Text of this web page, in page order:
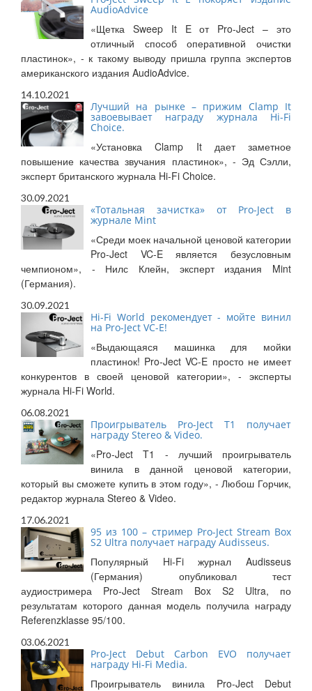
AudioAdvice
«Щетка Sweep It E от Pro-Ject – это
отличный способ оперативной очистки
пластинок», - к такому выводу пришла группа экспертов
американского издания AudioAdvice.
14.10.2021
Лучший на рынке – прижим Clamp It
завоевывает награду журнала Hi-Fi
Choice.
«Установка Clamp It дает заметное
повышение качества звучания пластинок», - Эд Сэлли,
эксперт британского журнала Hi-Fi Choice.
30.09.2021
«Тотальная зачистка» от Pro-Ject в
журнале Mint
«Среди моек начальной ценовой категории
Pro-Ject VC-E является безусловным
чемпионом», - Нилс Клейн, эксперт издания Mint
(Германия).
30.09.2021
Hi-Fi World рекомендует - мойте винил
на Pro-Ject VC-E!
«Выдающаяся машинка для мойки
пластинок! Pro-Ject VC-E просто не имеет
конкурентов в своей ценовой категории», - эксперты
журнала Hi-Fi World.
06.08.2021
Проигрыватель Pro-Ject T1 получает
награду Stereo & Video.
«Pro-Ject T1 - лучший проигрыватель
винила в данной ценовой категории,
который вы сможете купить в этом году», - Любош Горчик,
редактор журнала Stereo & Video.
17.06.2021
95 из 100 – стример Pro-Ject Stream Box
S2 Ultra получает награду Audisseus.
Популярный Hi-Fi журнал Audisseus
(Германия) опубликовал тест
аудиостримера Pro-Ject Stream Box S2 Ultra, по
результатам которого данная модель получила награду
Referenzklasse 95/100.
03.06.2021
Pro-Ject Debut Carbon EVO получает
награду Hi-Fi Media.
Проигрыватель винила Pro-Ject Debut